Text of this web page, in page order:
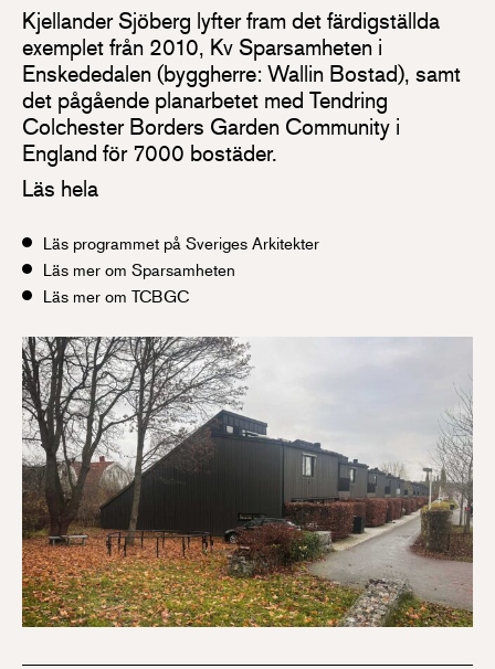
Kjellander Sjöberg lyfter fram det färdigställda
exemplet från 2010, Kv Sparsamheten i
Enskededalen (byggherre: Wallin Bostad), samt
det pågående planarbetet med Tendring
Colchester Borders Garden Community i
England för 7000 bostäder.
Läs hela
Läs programmet på Sveriges Arkitekter
Läs mer om Sparsamheten
Läs mer om TCBGC